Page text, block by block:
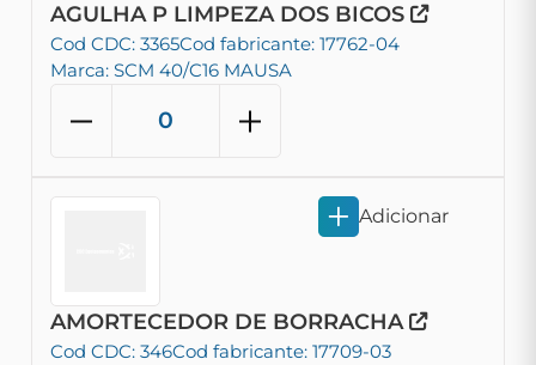
AGULHA P LIMPEZA DOS BICOS
Cod CDC: 3365Cod fabricante: 17762-04
Marca: SCM 40/C16 MAUSA
AMORTECEDOR DE BORRACHA
Cod CDC: 346Cod fabricante: 17709-03
Adicionar